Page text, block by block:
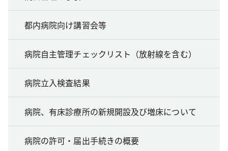
都内病院向け講習会等
病院自主管理チェックリスト（放射線を含む）
病院立入検査結果
病院、有床診療所の新規開設及び増床について
病院の許可・届出手続きの概要